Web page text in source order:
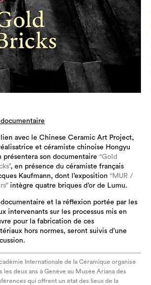
documentaire
lien avec le Chinese Ceramic Art Project,
et céramiste chinoise Hongyu
présentera son documentaire “Gold
, en présence du céramiste français
Kaufmann, dont l’exposition “MUR /
intègre quatre briques d’or de Lumu.
documentaire et la réflexion portée par les
intervenants sur les processus mis en
pour la fabrication de ces
hors normes, seront suivis d’une
Internationale de la Céramique organise
les deux ans à Genève au Musée Ariana des
qui offrent un état des lieux de la